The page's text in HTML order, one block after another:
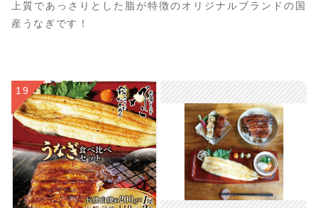
上質であっさりとした脂が特徴のオリジナルブランドの国
産うなぎです！
19